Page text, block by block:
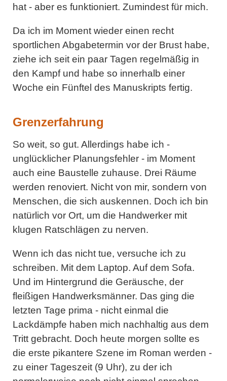
hat - aber es funktioniert. Zumindest für mich.
Da ich im Moment wieder einen recht
sportlichen Abgabetermin vor der Brust habe,
ziehe ich seit ein paar Tagen regelmäßig in
den Kampf und habe so innerhalb einer
Woche ein Fünftel des Manuskripts fertig.
Grenzerfahrung
So weit, so gut. Allerdings habe ich -
unglücklicher Planungsfehler - im Moment
auch eine Baustelle zuhause. Drei Räume
werden renoviert. Nicht von mir, sondern von
Menschen, die sich auskennen. Doch ich bin
natürlich vor Ort, um die Handwerker mit
klugen Ratschlägen zu nerven.
Wenn ich das nicht tue, versuche ich zu
schreiben. Mit dem Laptop. Auf dem Sofa.
Und im Hintergrund die Geräusche, der
fleißigen Handwerksmänner. Das ging die
letzten Tage prima - nicht einmal die
Lackdämpfe haben mich nachhaltig aus dem
Tritt gebracht. Doch heute morgen sollte es
die erste pikantere Szene im Roman werden -
zu einer Tageszeit (9 Uhr), zu der ich